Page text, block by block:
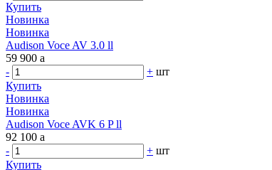
Купить
Новинка
Новинка
Audison Voce AV 3.0 ll
59 900 a
-
+ шт
Купить
Новинка
Новинка
Audison Voce AVK 6 P ll
92 100 a
-
+ шт
Купить